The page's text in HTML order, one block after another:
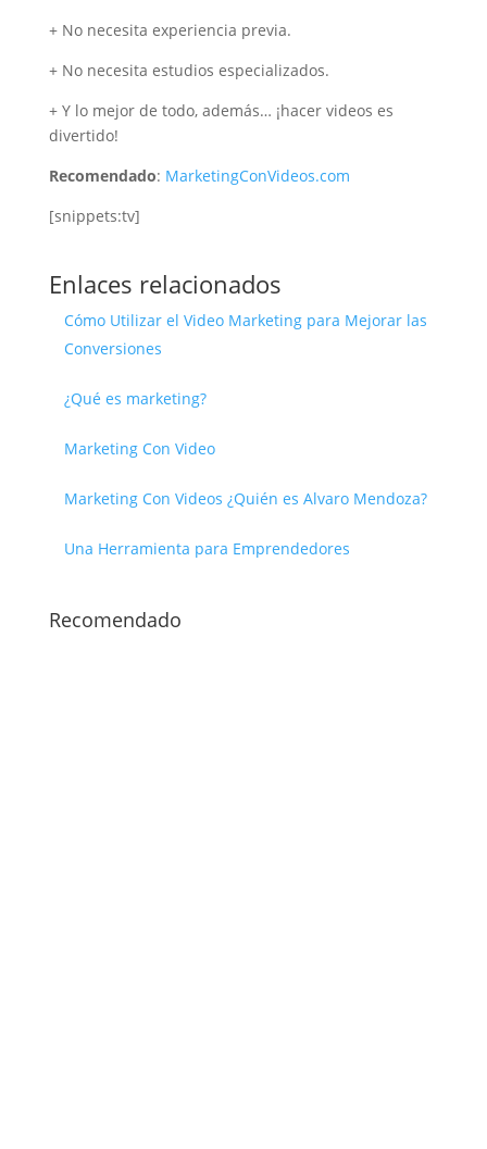
+ No necesita experiencia previa.
+ No necesita estudios especializados.
+ Y lo mejor de todo, además… ¡hacer videos es
divertido!
Recomendado: MarketingConVideos.com
[snippets:tv]
Enlaces relacionados
Cómo Utilizar el Video Marketing para Mejorar las
Conversiones
¿Qué es marketing?
Marketing Con Video
Marketing Con Videos ¿Quién es Alvaro Mendoza?
Una Herramienta para Emprendedores
Recomendado